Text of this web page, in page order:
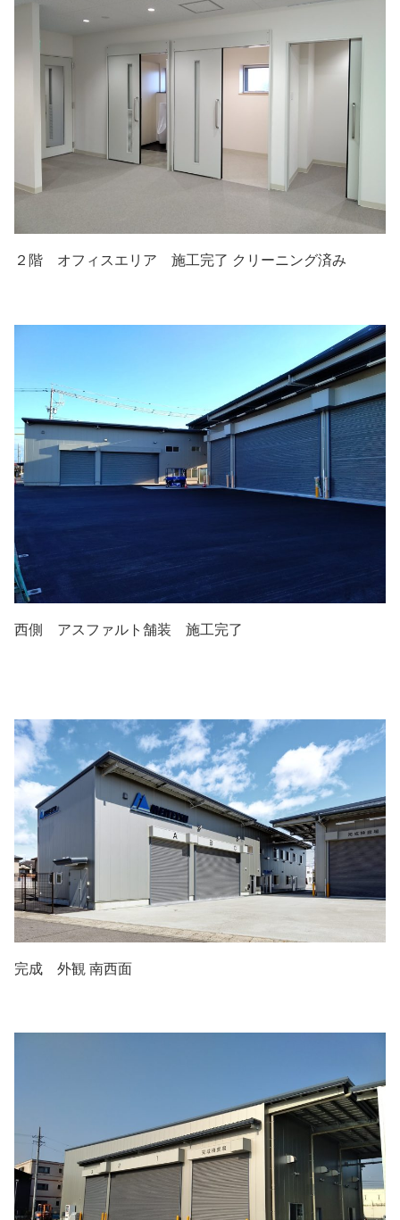
２階 オフィスエリア 施工完了 クリーニング済み
西側 アスファルト舗装 施工完了
完成 外観 南西面